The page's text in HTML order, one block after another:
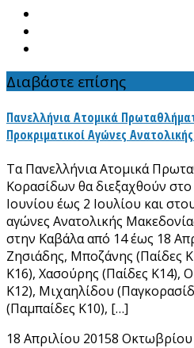
Διαβάστε επίσης
Πανελλήνια Ατομικά
Προκριματικοί Αγώνες
Τα Πανελλήνια Ατομικά
Κορασίδων θα διεξαχθούν
Ιουνίου έως 2 Ιουλίου και
αγώνες Ανατολικής
στην Καβάλα από 14 έως 18
Ζησιάδης, Μποζάνης (Παίδες
Κ16), Χασούρης (Παίδες Κ14),
Κ12), Μιχαηλίδου
(Παμπαίδες Κ10), […]
18 Απριλίου 20158 Οκτωβρίου